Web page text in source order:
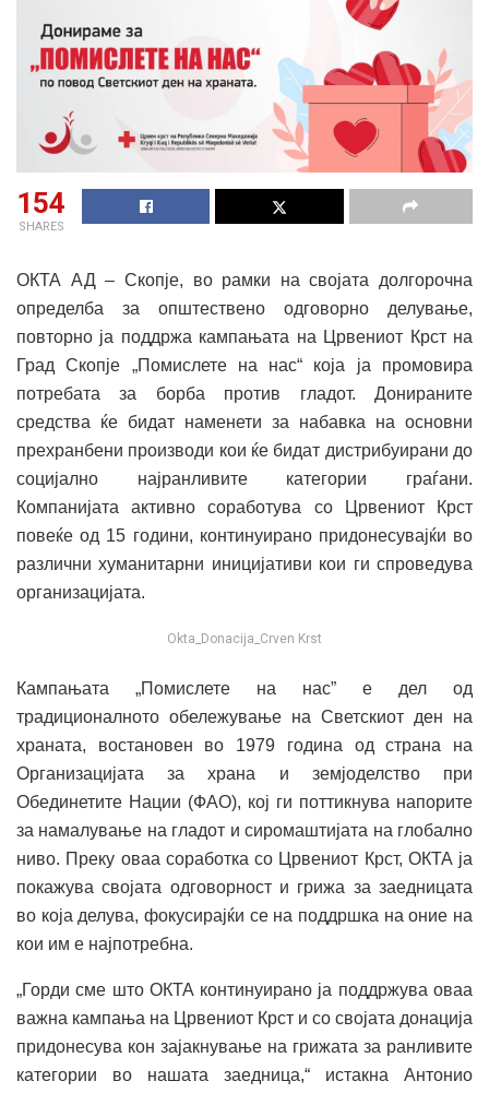
154
SHARES
ОКТА АД – Скопје, во рамки на својата долгорочна
определба за општествено одговорно делување,
повторно ја поддржа кампањата на Црвениот Крст на
Град Скопје „Помислете на нас“ која ја промовира
потребата за борба против гладот. Донираните
средства ќе бидат наменети за набавка на основни
прехранбени производи кои ќе бидат дистрибуирани до
социјално најранливите категории граѓани.
Компанијата активно соработува со Црвениот Крст
повеќе од 15 години, континуирано придонесувајќи во
различни хуманитарни иницијативи кои ги спроведува
организацијата.
Okta_Donacija_Crven Krst
Кампањата „Помислете на нас” е дел од
традиционалното обележување на Светскиот ден на
храната, востановен во 1979 година од страна на
Организацијата за храна и земјоделство при
Обединетите Нации (ФАО), кој ги поттикнува напорите
за намалување на гладот и сиромаштијата на глобално
ниво. Преку оваа соработка со Црвениот Крст, ОКТА ја
покажува својата одговорност и грижа за заедницата
во која делува, фокусирајќи се на поддршка на оние на
кои им е најпотребна.
„Горди сме што ОКТА континуирано ја поддржува оваа
важна кампања на Црвениот Крст и со својата донација
придонесува кон зајакнување на грижата за ранливите
категории во нашата заедница,“ истакна Антонио